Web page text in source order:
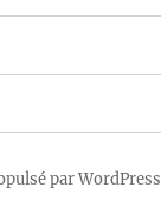
par WordPress